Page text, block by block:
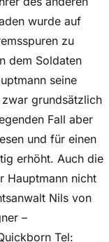
wurde auf
zu
dem Soldaten
seine
grundsätzlich
Fall aber
und für einen
erhöht. Auch die
Hauptmann nicht
Nils von
–
Tel: